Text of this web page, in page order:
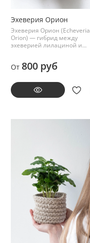
Эхеверия Орион
Эхеверия Орион (Echeveria
Orion) — гибрид между
эхеверией лилациной и...
От 800 руб